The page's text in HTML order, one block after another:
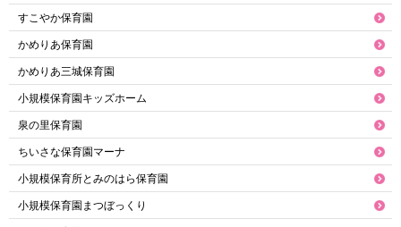
すこやか保育園
かめりあ保育園
かめりあ三城保育園
小規模保育園キッズホーム
泉の里保育園
ちいさな保育園マーナ
小規模保育所とみのはら保育園
小規模保育園まつぼっくり